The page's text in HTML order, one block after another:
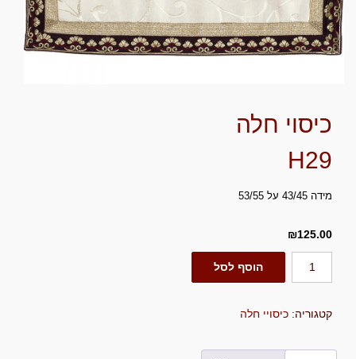
כיסוי חלה
H29
מידה 43/45 על 53/55
₪125.00
חלה
43/45
הוסף לסל
קטגוריה: כיסויי חלה